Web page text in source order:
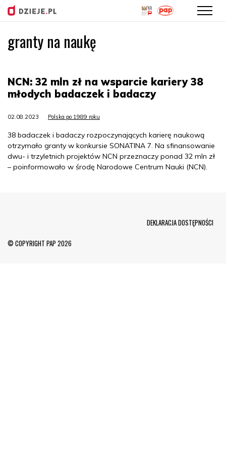
granty na naukę
NCN: 32 mln zł na wsparcie kariery 38
młodych badaczek i badaczy
02.08.2023 Polska po 1989 roku
38 badaczek i badaczy rozpoczynających karierę naukową
otrzymało granty w konkursie SONATINA 7. Na sfinansowanie
dwu- i trzyletnich projektów NCN przeznaczy ponad 32 mln zł
– poinformowało w środę Narodowe Centrum Nauki (NCN).
© COPYRIGHT PAP 2026
DEKLARACJA DOSTĘPNOŚCI